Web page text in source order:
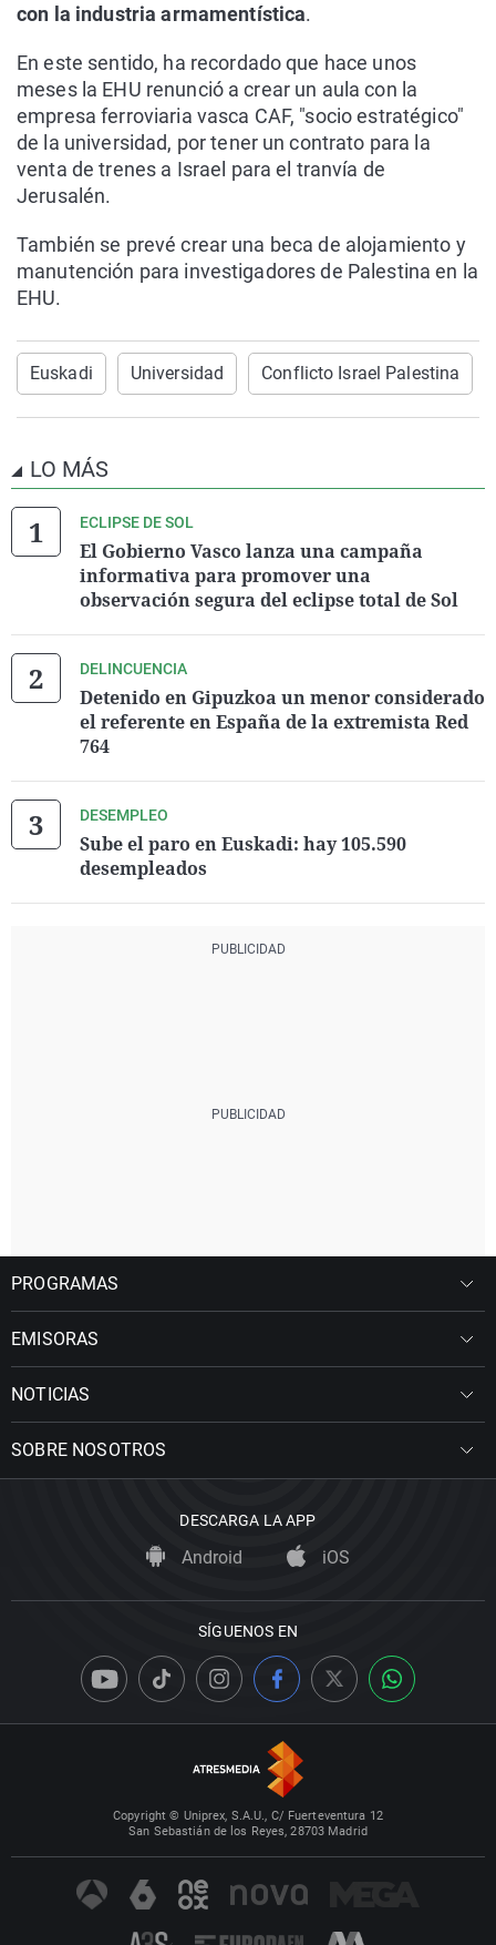
con la industria armamentística.
En este sentido, ha recordado que hace unos
meses la EHU renunció a crear un aula con la
empresa ferroviaria vasca CAF, "socio estratégico"
de la universidad, por tener un contrato para la
venta de trenes a Israel para el tranvía de
Jerusalén.
También se prevé crear una beca de alojamiento y
manutención para investigadores de Palestina en la
EHU.
Euskadi Universidad Conflicto Israel Palestina
LO MÁS
ECLIPSE DE SOL
El Gobierno Vasco lanza una campaña
informativa para promover una
observación segura del eclipse total de Sol
DELINCUENCIA
Detenido en Gipuzkoa un menor considerado
el referente en España de la extremista Red
764
DESEMPLEO
Sube el paro en Euskadi: hay 105.590
desempleados
PROGRAMAS
EMISORAS
NOTICIAS
SOBRE NOSOTROS
DESCARGA LA APP
Android iOS
SÍGUENOS EN
Copyright © Uniprex, S.A.U., C/ Fuerteventura 12
San Sebastián de los Reyes, 28703 Madrid